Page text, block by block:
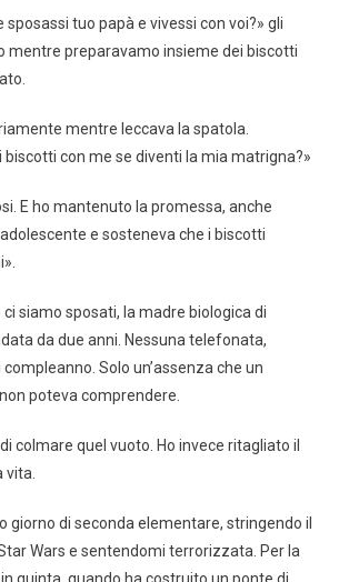
sposassi tuo papà e vivessi con voi?» gli
mentre preparavamo insieme dei biscotti
mentre leccava la spatola.
biscotti con me se diventi la mia matrigna?»
E ho mantenuto la promessa, anche
e sosteneva che i biscotti
ci siamo sposati, la madre biologica di
da due anni. Nessuna telefonata,
Solo un’assenza che un
poteva comprendere.
colmare quel vuoto. Ho invece ritagliato il
vita.
giorno di seconda elementare, stringendo il
Wars e sentendomi terrorizzata. Per la